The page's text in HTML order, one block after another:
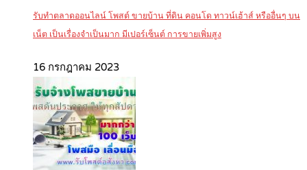
รับทำตลาดออนไลน์ โพสต์ ขายบ้าน ที่ดิน คอนโด ทาวน์เฮ้าส์ หรืออื่นๆ บน
เน็ต เป็นเรื่องจำเป็นมาก มีเปอร์เซ็นต์ การขายเพิ่มสูง
16 กรกฎาคม 2023